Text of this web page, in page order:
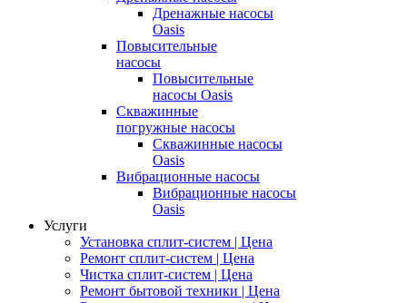
Дренажные насосы
Oasis
Повысительные
насосы
Повысительные
насосы Oasis
Скважинные
погружные насосы
Скважинные насосы
Oasis
Вибрационные насосы
Вибрационные насосы
Oasis
Услуги
Установка сплит-систем | Цена
Ремонт сплит-систем | Цена
Чистка сплит-систем | Цена
Ремонт бытовой техники | Цена